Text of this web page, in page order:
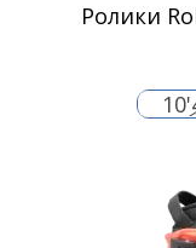
Ролики